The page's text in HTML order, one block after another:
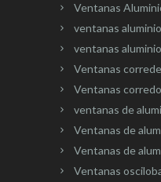
Ventanas
ventanas
ventanas
Ventanas
Ventanas
ventanas de
Ventanas de
Ventanas de
Ventanas